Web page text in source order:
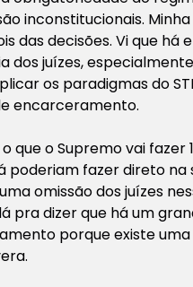
inconstitucionais.
das decisões. Vi que há
dos juízes,
os paradigmas do
encarceramento.
que o Supremo vai fazer
poderiam fazer direto na
omissão dos juízes
pra dizer que há um
porque existe uma